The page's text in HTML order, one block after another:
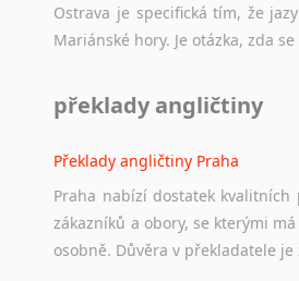
Ostrava je specifická tím, že
Mariánské hory. Je otázka, zda
překlady angličtiny
Překlady angličtiny Praha
Praha nabízí dostatek
zákazníků a obory, se kterými
osobně. Důvěra v překladatele